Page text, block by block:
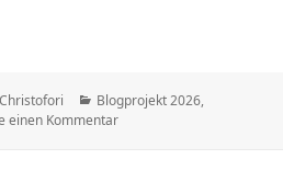
Kategorien
Blogprojekt 2026,
einen Kommentar